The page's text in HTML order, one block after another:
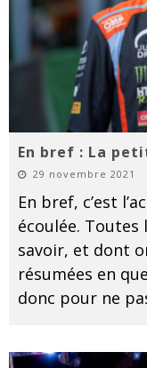
En bref : La
29 novembre 2021
En bref, c’est
écoulée.
savoir, et dont
résumées en
donc pour ne